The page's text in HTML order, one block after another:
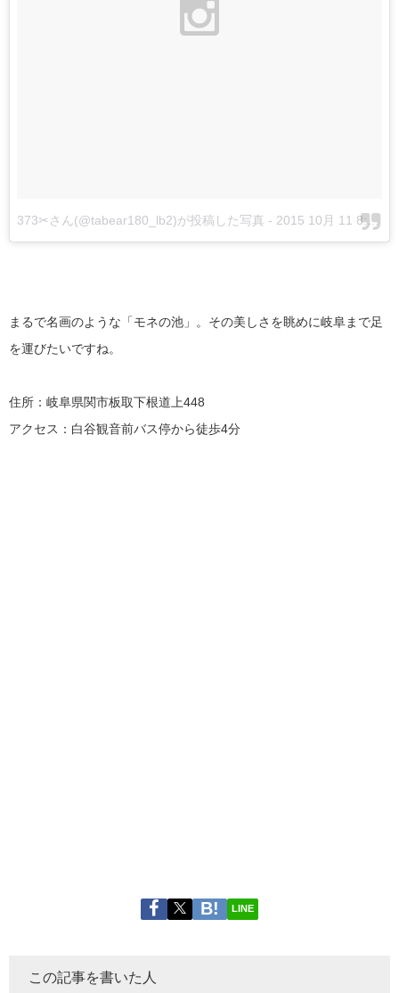
373✂さん(@tabear180_lb2)が投稿した写真 - 2015 10月 11 8:17午後 PDT
まるで名画のような「モネの池」。その美しさを眺めに岐阜まで足
を運びたいですね。
住所：岐阜県関市板取下根道上448
アクセス：白谷観音前バス停から徒歩4分
LINE
この記事を書いた人